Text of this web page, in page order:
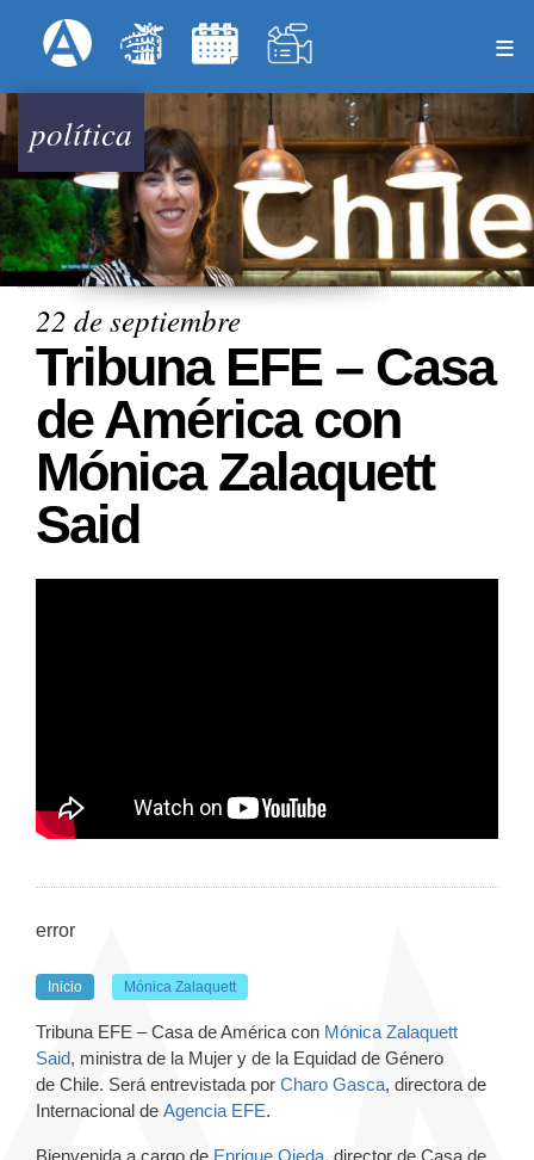
al
principal
Menú Superior
política
22 de septiembre
Tribuna EFE – Casa
de América con
Mónica Zalaquett
Said
error
Inicio Mónica Zalaquett
Tribuna EFE – Casa de América con Mónica Zalaquett
Said, ministra de la Mujer y de la Equidad de Género
de Chile. Será entrevistada por Charo Gasca, directora de
Internacional de Agencia EFE.